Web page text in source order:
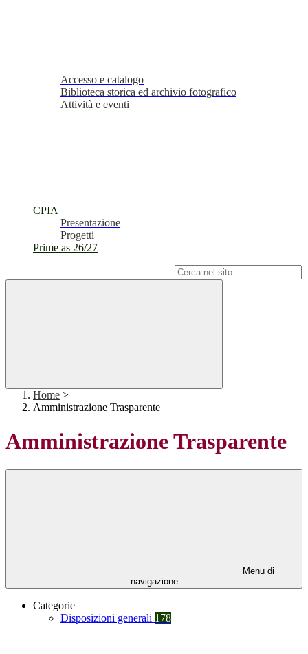
Accesso e catalogo
Biblioteca storica ed archivio fotografico
Attività e eventi
CPIA
Presentazione
Progetti
Prime as 26/27
Home >
Amministrazione Trasparente
Amministrazione Trasparente
Menu di
navigazione
Categorie
Disposizioni generali 178